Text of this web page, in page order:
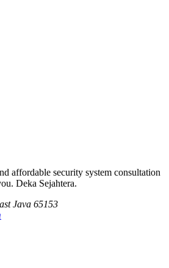
affordable security system consultation
Deka Sejahtera.
Java 65153